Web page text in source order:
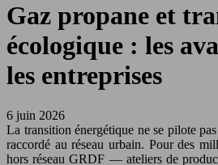
Gaz propane et
écologique : les
les entreprises
6 juin 2026
La transition énergétique ne se pilote
raccordé au réseau urbain. Pour des
hors réseau GRDF — ateliers de